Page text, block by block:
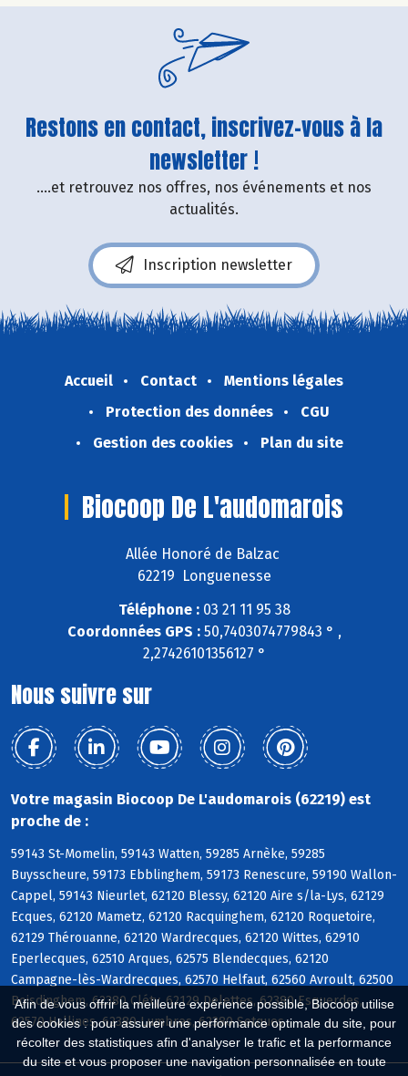
Afin de vous offrir la meilleure expérience possible, Biocoop utilise
des cookies : pour assurer une performance optimale du site, pour
récolter des statistiques afin d'analyser le trafic et la performance
du site et vous proposer une navigation personnalisée en toute
Restons en contact, inscrivez-vous à la
newsletter !
....et retrouvez nos offres, nos événements et nos
actualités.
Inscription newsletter
Accueil Contact
Mentions légales
Protection des données
CGU
Gestion des cookies
Plan du site
Biocoop De L'audomarois
Allée Honoré de Balzac
62219 Longuenesse
Téléphone :03 21 11 95 38
Coordonnées GPS :50,7403074779843 ° ,
2,27426101356127 °
Nous suivre sur
Votre magasin Biocoop De L'audomarois (62219) est
proche de :
59143 St-Momelin, 59143 Watten, 59285 Arnèke, 59285
Buysscheure, 59173 Ebblinghem, 59173 Renescure, 59190 Wallon-
Cappel, 59143 Nieurlet, 62120 Blessy, 62120 Aire s/la-Lys, 62129
Ecques, 62120 Mametz, 62120 Racquinghem, 62120 Roquetoire,
62129 Thérouanne, 62120 Wardrecques, 62120 Wittes, 62910
Eperlecques, 62510 Arques, 62575 Blendecques, 62120
Campagne-lès-Wardrecques, 62570 Helfaut, 62560 Avroult, 62500
Boisdinghem, 62380 Cléty, 62129 Delettes, 62380 Esquerdes,
62570 Hallines, 62380 Lumbres, 62380 Setques